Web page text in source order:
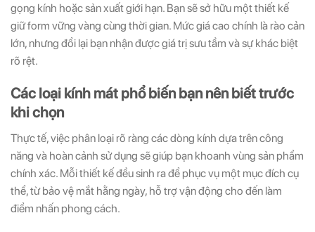
gọng kính hoặc sản xuất giới hạn. Bạn sẽ sở hữu một thiết kế
giữ form vững vàng cùng thời gian. Mức giá cao chính là rào cản
lớn, nhưng đổi lại bạn nhận được giá trị sưu tầm và sự khác biệt
rõ rệt.
Các loại kính mát phổ biến bạn nên biết trước
khi chọn
Thực tế, việc phân loại rõ ràng các dòng kính dựa trên công
năng và hoàn cảnh sử dụng sẽ giúp bạn khoanh vùng sản phẩm
chính xác. Mỗi thiết kế đều sinh ra để phục vụ một mục đích cụ
thể, từ bảo vệ mắt hằng ngày, hỗ trợ vận động cho đến làm
điểm nhấn phong cách.